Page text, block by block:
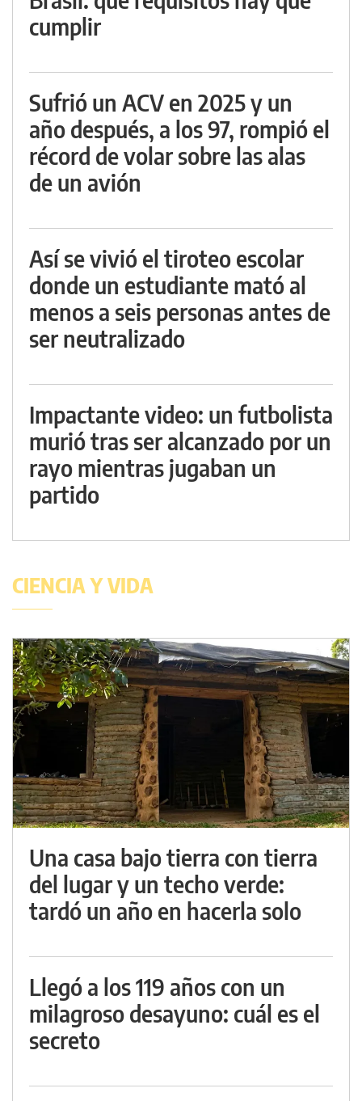
cumplir
Sufrió un ACV en 2025 y un
año después, a los 97, rompió el
récord de volar sobre las alas
de un avión
Así se vivió el tiroteo escolar
donde un estudiante mató al
menos a seis personas antes de
ser neutralizado
Impactante video: un futbolista
murió tras ser alcanzado por un
rayo mientras jugaban un
partido
CIENCIA Y VIDA
Una casa bajo tierra con tierra
del lugar y un techo verde:
tardó un año en hacerla solo
Llegó a los 119 años con un
milagroso desayuno: cuál es el
secreto